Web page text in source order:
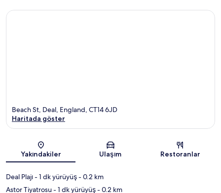
Harita
Beach St, Deal, England, CT14 6JD
Haritada göster
Yakındakiler Ulaşım Restoranlar
Deal Plajı- 1 dk yürüyüş- 0.2 km
Astor Tiyatrosu- 1 dk yürüyüş- 0.2 km